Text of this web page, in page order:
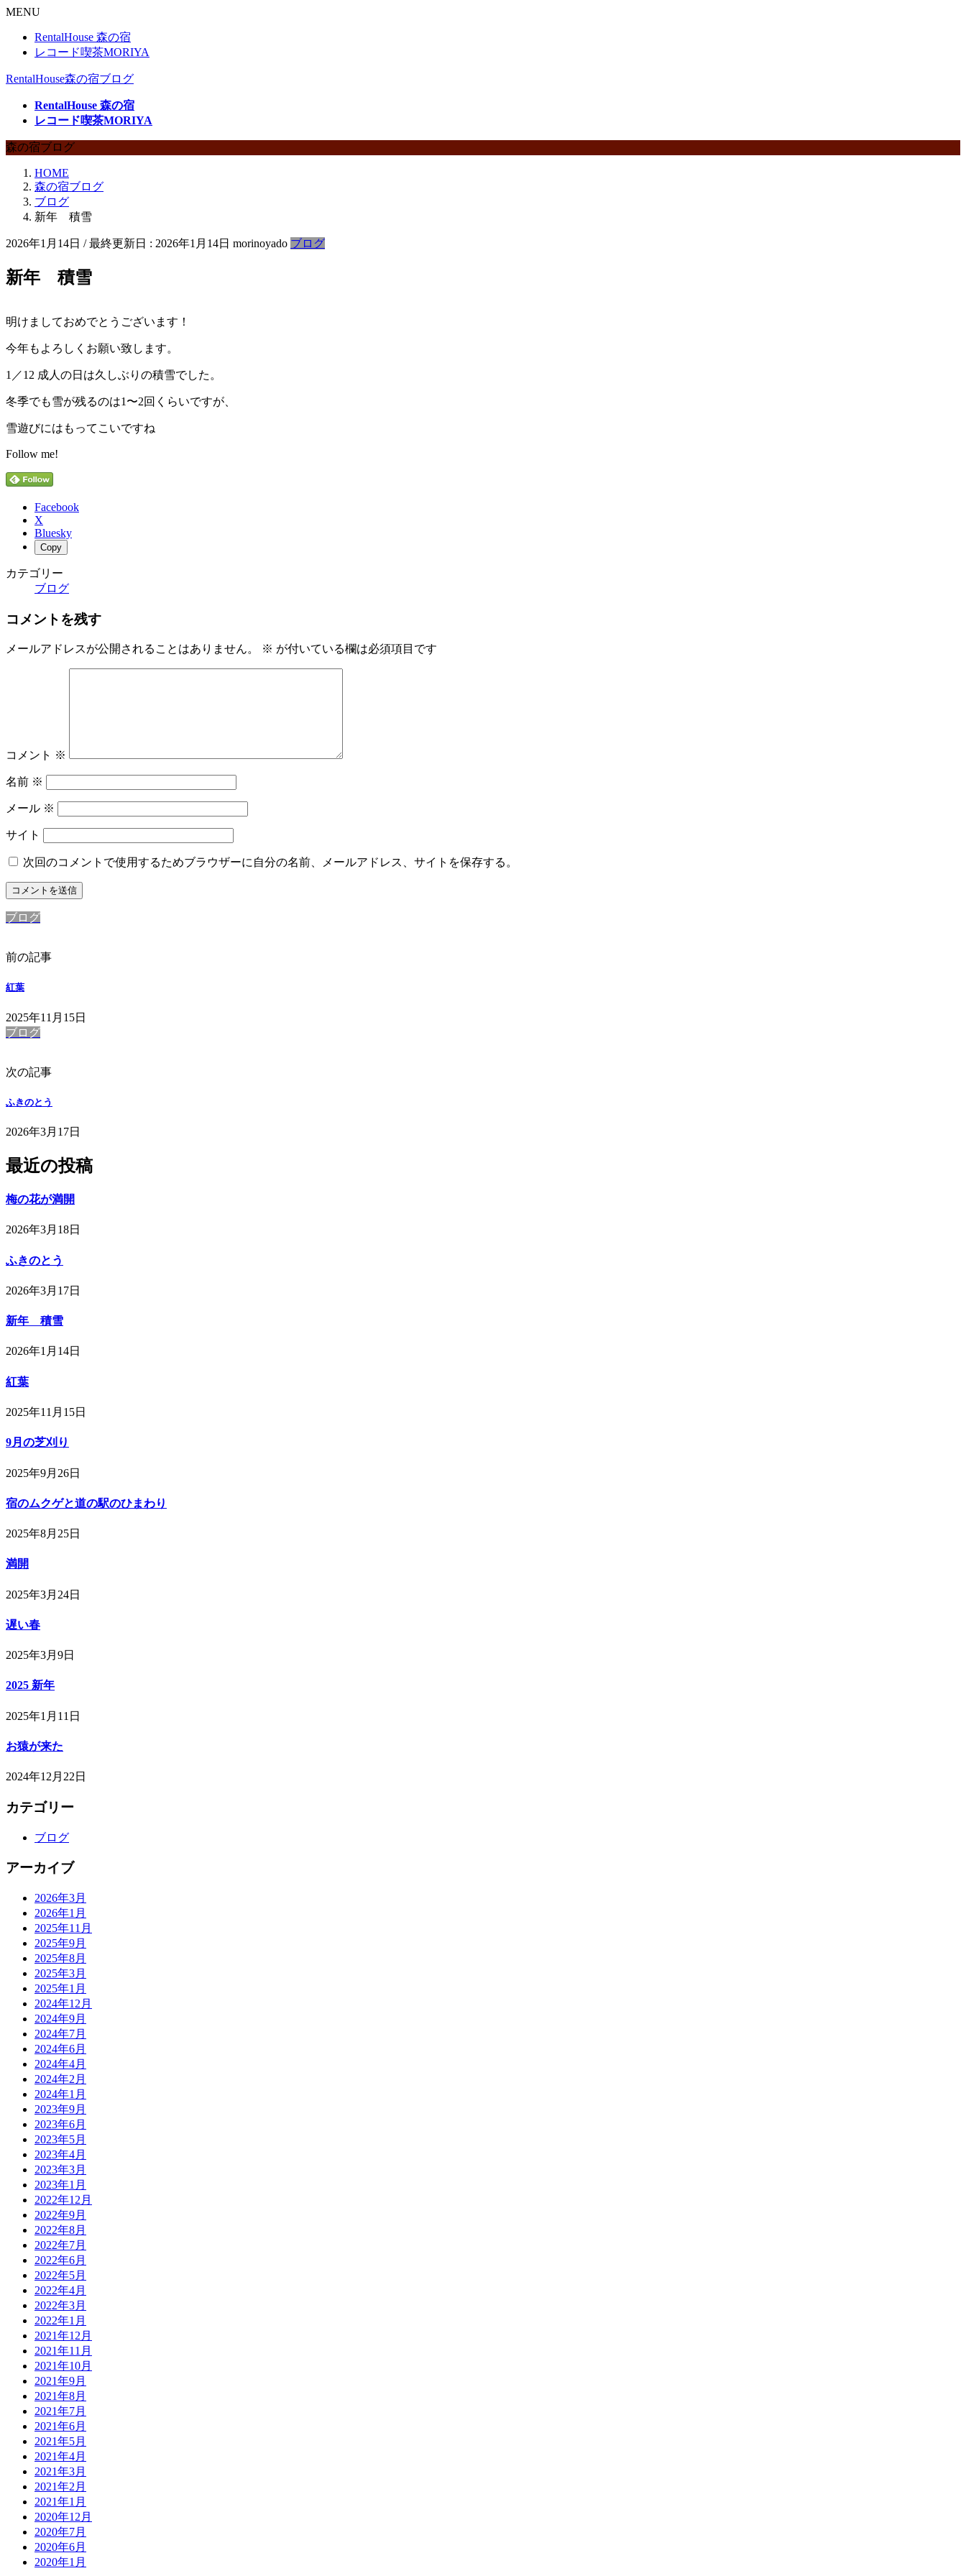
MENU
RentalHouse 森の宿
レコード喫茶MORIYA
RentalHouse森の宿ブログ
RentalHouse 森の宿
レコード喫茶MORIYA
森の宿ブログ
HOME
森の宿ブログ
ブログ
新年 積雪
2026年1月14日 / 最終更新日 : 2026年1月14日 morinoyado ブログ
新年 積雪
明けましておめでとうございます！
今年もよろしくお願い致します。
1／12 成人の日は久しぶりの積雪でした。
冬季でも雪が残るのは1〜2回くらいですが、
雪遊びにはもってこいですね
Follow me!
Facebook
X
Bluesky
Copy
カテゴリー
ブログ
コメントを残す
メールアドレスが公開されることはありません。 ※ が付いている欄は必須項目です
コメント ※
名前 ※
メール ※
サイト
次回のコメントで使用するためブラウザーに自分の名前、メールアドレス、サイトを保存する。
ブログ
前の記事
紅葉
2025年11月15日
ブログ
次の記事
ふきのとう
2026年3月17日
最近の投稿
梅の花が満開
2026年3月18日
ふきのとう
2026年3月17日
新年 積雪
2026年1月14日
紅葉
2025年11月15日
9月の芝刈り
2025年9月26日
宿のムクゲと道の駅のひまわり
2025年8月25日
満開
2025年3月24日
遅い春
2025年3月9日
2025 新年
2025年1月11日
お猿が来た
2024年12月22日
カテゴリー
ブログ
アーカイブ
2026年3月
2026年1月
2025年11月
2025年9月
2025年8月
2025年3月
2025年1月
2024年12月
2024年9月
2024年7月
2024年6月
2024年4月
2024年2月
2024年1月
2023年9月
2023年6月
2023年5月
2023年4月
2023年3月
2023年1月
2022年12月
2022年9月
2022年8月
2022年7月
2022年6月
2022年5月
2022年4月
2022年3月
2022年1月
2021年12月
2021年11月
2021年10月
2021年9月
2021年8月
2021年7月
2021年6月
2021年5月
2021年4月
2021年3月
2021年2月
2021年1月
2020年12月
2020年7月
2020年6月
2020年1月